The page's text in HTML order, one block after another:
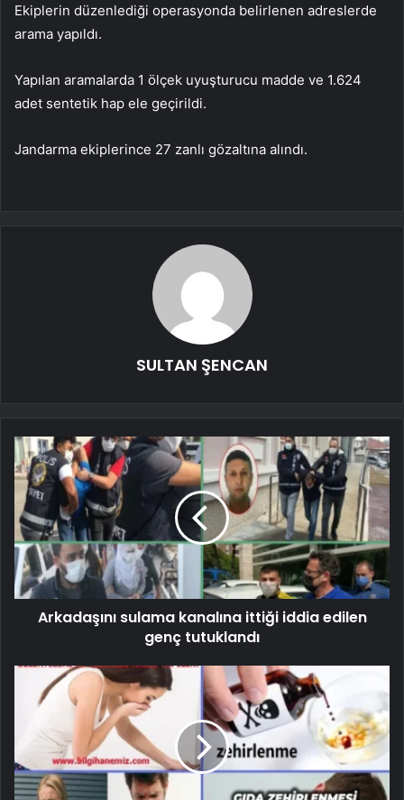
Ekiplerin düzenlediği operasyonda belirlenen adreslerde
arama yapıldı.
Yapılan aramalarda 1 ölçek uyuşturucu madde ve 1.624
adet sentetik hap ele geçirildi.
Jandarma ekiplerince 27 zanlı gözaltına alındı.
SULTAN ŞENCAN
Arkadaşını sulama kanalına ittiği iddia edilen
genç tutuklandı